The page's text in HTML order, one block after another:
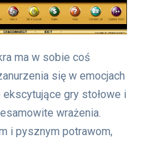
ma w sobie coś
się w emocjach
gry stołowe i
wrażenia.
i pysznym potrawom,